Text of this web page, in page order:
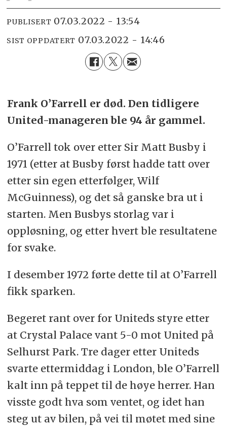
PUBLISERT 07.03.2022 - 13:54
SIST OPPDATERT 07.03.2022 - 14:46
Frank O’Farrell er død. Den tidligere
United-manageren ble 94 år gammel.
O’Farrell tok over etter Sir Matt Busby i
1971 (etter at Busby først hadde tatt over
etter sin egen etterfølger, Wilf
McGuinness), og det så ganske bra ut i
starten. Men Busbys storlag var i
oppløsning, og etter hvert ble resultatene
for svake.
I desember 1972 førte dette til at O’Farrell
fikk sparken.
Begeret rant over for Uniteds styre etter
at Crystal Palace vant 5-0 mot United på
Selhurst Park. Tre dager etter Uniteds
svarte ettermiddag i London, ble O’Farrell
kalt inn på teppet til de høye herrer. Han
visste godt hva som ventet, og idet han
steg ut av bilen, på vei til møtet med sine